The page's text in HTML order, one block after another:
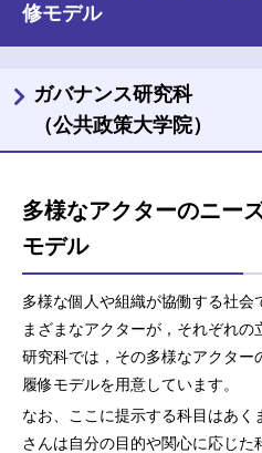
修モデル
多様なアクターのニー
モデル
多様な個人や組織が協働する社会
まざまなアクターが，それぞれ
研究科では，その多様なアクタ
履修モデルを用意しています。
なお、ここに提示する科目はあ
さんは自分の目的や関心に応じた
ガバナンス研究科
（公共政策大学院）